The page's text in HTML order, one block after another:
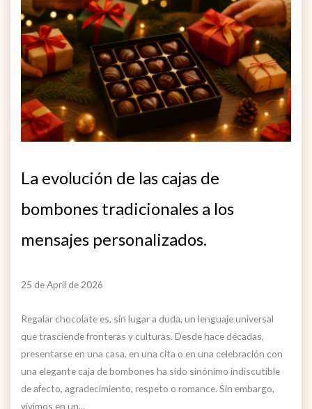
La evolución de las cajas de
bombones tradicionales a los
mensajes personalizados.
25 de April de 2026
Regalar chocolate es, sin lugar a duda, un lenguaje universal
que trasciende fronteras y culturas. Desde hace décadas,
presentarse en una casa, en una cita o en una celebración con
una elegante caja de bombones ha sido sinónimo indiscutible
de afecto, agradecimiento, respeto o romance. Sin embargo,
vivimos en un...